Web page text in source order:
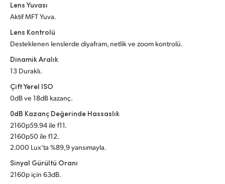
Sweden
Turkey
UAE
Ukraine
United Kingdom
United States
Lens Yuvası
Aktif MFT Yuva.
Lens Kontrolü
Desteklenen lenslerde diyafram, netlikve zoom kontrolü.
Dinamik Aralık
13 Duraklı.
Çift Yerel ISO
0dB ve 18dB kazanç.
0dB Kazanç Değerinde Hassaslık
2160p59.94 ile f11.
2160p50 ile f12.
2.000 Lux’ta %89,9 yansımayla.
Sinyal Gürültü Oranı
2160p için 63dB.